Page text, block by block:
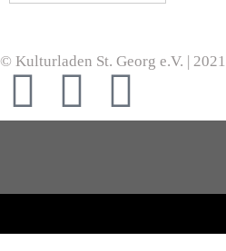
© Kulturladen St. Georg e.V. | 2021